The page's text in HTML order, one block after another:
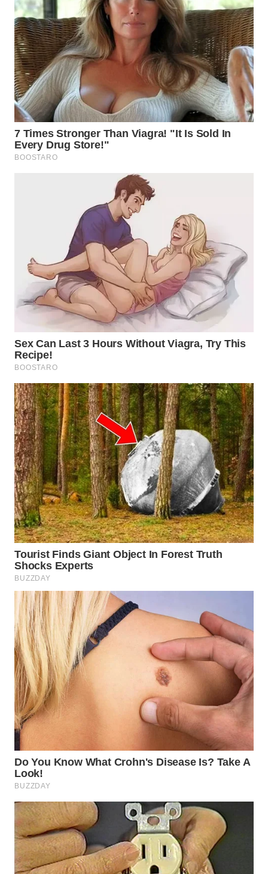
WN
KARO
WN
SIMALUNGUN
WN
LABUHANBATU
WN
TAPANULI
TEBING
TINGGI
WN
WN
KARAWANG
WN
BEKASI
WN
BOGOR
WN
DEPOK
WN
TAPANULI
UTARA
WN
SAMOSIR
WN
PADANG
LAWAS
WN
SUMEDANG
WN
KEPULAUAN
SERIBU
WN
TANGERANG